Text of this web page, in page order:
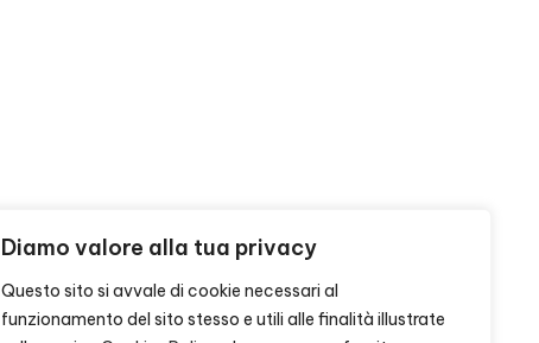
Diamo valore alla tua privacy
Questo sito si avvale di cookie necessari al
funzionamento del sito stesso e utili alle finalità illustrate